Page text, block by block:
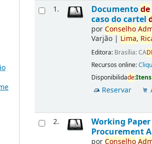
1. Documentode
caso do cartel
porConselho
Varjão | Lima,
Editora: Brasília: CA
Recursos online:
Disponibilidade:
Reservar
2. Working Paper
Procurement